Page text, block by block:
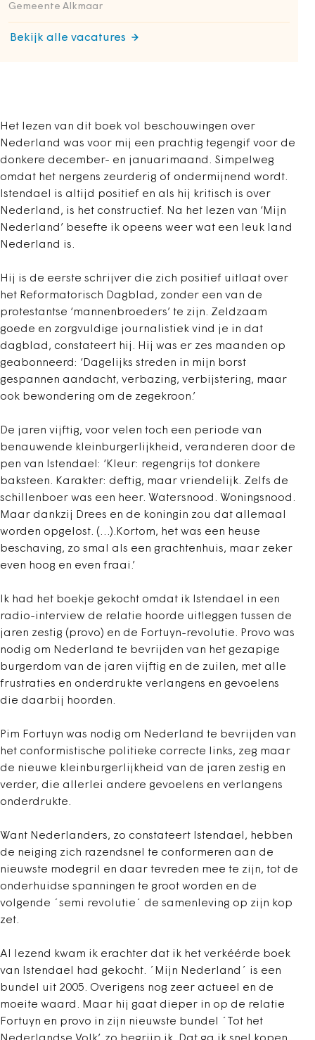
Gemeente Alkmaar
Bekijk alle vacatures
Het lezen van dit boek vol beschouwingen over
Nederland was voor mij een prachtig tegengif voor de
donkere december- en januarimaand. Simpelweg
omdat het nergens zeurderig of ondermijnend wordt.
Istendael is altijd positief en als hij kritisch is over
Nederland, is het constructief. Na het lezen van ‘Mijn
Nederland’ besefte ik opeens weer wat een leuk land
Nederland is.
Hij is de eerste schrijver die zich positief uitlaat over
het Reformatorisch Dagblad, zonder een van de
protestantse ‘mannenbroeders’ te zijn. Zeldzaam
goede en zorgvuldige journalistiek vind je in dat
dagblad, constateert hij. Hij was er zes maanden op
geabonneerd: ‘Dagelijks streden in mijn borst
gespannen aandacht, verbazing, verbijstering, maar
ook bewondering om de zegekroon.’
De jaren vijftig, voor velen toch een periode van
benauwende kleinburgerlijkheid, veranderen door de
pen van Istendael: ‘Kleur: regengrijs tot donkere
baksteen. Karakter: deftig, maar vriendelijk. Zelfs de
schillenboer was een heer. Watersnood. Woningsnood.
Maar dankzij Drees en de koningin zou dat allemaal
worden opgelost. (…).Kortom, het was een heuse
beschaving, zo smal als een grachtenhuis, maar zeker
even hoog en even fraai.’
Ik had het boekje gekocht omdat ik Istendael in een
radio-interview de relatie hoorde uitleggen tussen de
jaren zestig (provo) en de Fortuyn-revolutie. Provo was
nodig om Nederland te bevrijden van het gezapige
burgerdom van de jaren vijftig en de zuilen, met alle
frustraties en onderdrukte verlangens en gevoelens
die daarbij hoorden.
Pim Fortuyn was nodig om Nederland te bevrijden van
het conformistische politieke correcte links, zeg maar
de nieuwe kleinburgerlijkheid van de jaren zestig en
verder, die allerlei andere gevoelens en verlangens
onderdrukte.
Want Nederlanders, zo constateert Istendael, hebben
de neiging zich razendsnel te conformeren aan de
nieuwste modegril en daar tevreden mee te zijn, tot de
onderhuidse spanningen te groot worden en de
volgende ´semi revolutie´ de samenleving op zijn kop
zet.
Al lezend kwam ik erachter dat ik het verkéérde boek
van Istendael had gekocht. ´Mijn Nederland´ is een
bundel uit 2005. Overigens nog zeer actueel en de
moeite waard. Maar hij gaat dieper in op de relatie
Fortuyn en provo in zijn nieuwste bundel ´Tot het